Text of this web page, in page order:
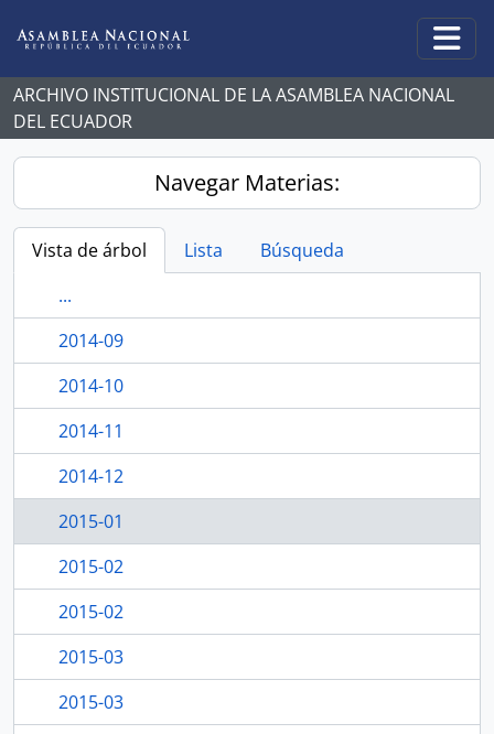
ARCHIVO INSTITUCIONAL DE LA ASAMBLEA NACIONAL
DEL ECUADOR
Navegar Materias:
Vista de árbol Lista
Búsqueda
...
2014-09
2014-10
2014-11
2014-12
2015-01
2015-02
2015-02
2015-03
2015-03